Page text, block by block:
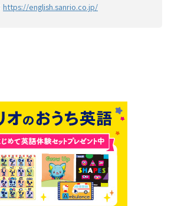
https://english.sanrio.co.jp/